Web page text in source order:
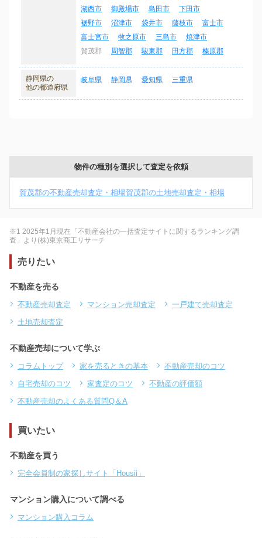
湖西市
御殿場市 島田市
下田市
裾野市
沼津市 袋井市 藤枝市
富士市
富士宮市
牧之原市 三島市
焼津市
賀茂郡
周智郡 駿東郡 田方郡 榛原郡
静岡県の
他の都道府県
岐阜県 静岡県 愛知県 三重県
物件の種別を選択して査定を依頼
賀茂郡の不動産売却査定・相場賀茂郡の土地売却査定・相場
※1 2025年1月現在「不動産会社の一括査定サイトに関するランキング調
査」より(株)東京商工リサーチ
売りたい
不動産を売る
不動産売却査定 マンション売却査定
一戸建て売却査定
土地売却査定
不動産売却について学ぶ
コラムトップ 家を売るときの基本
不動産売却のコツ
自宅売却のコツ
家査定のコツ
不動産の評価額
不動産売却のよくある質問Q＆A
買いたい
不動産を買う
完全会員制の家探しサイト「Housii」
マンション購入について調べる
マンション購入コラム